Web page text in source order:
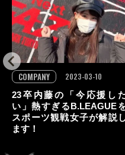
23卒内藤の「今応援し
い」熱すぎるB.LEAGUE
スポーツ観戦女子が解説
ます！
COMPANY
2023-03-10